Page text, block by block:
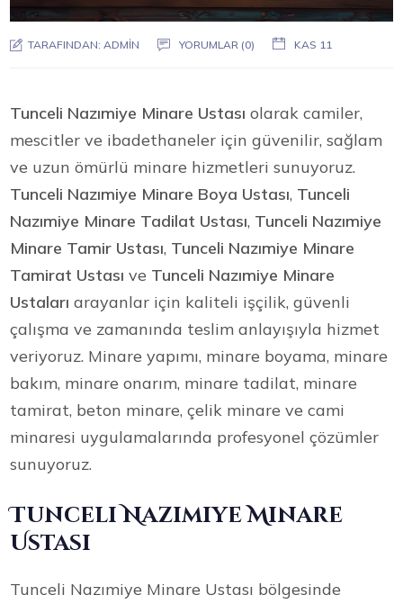
TARAFINDAN: ADMIN YORUMLAR (0) KAS 11
Tunceli Nazımiye Minare Ustası olarak camiler,
mescitler ve ibadethaneler için güvenilir, sağlam
ve uzun ömürlü minare hizmetleri sunuyoruz.
Tunceli Nazımiye Minare Boya Ustası, Tunceli
Nazımiye Minare Tadilat Ustası, Tunceli Nazımiye
Minare Tamir Ustası, Tunceli Nazımiye Minare
Tamirat Ustası ve Tunceli Nazımiye Minare
Ustaları arayanlar için kaliteli işçilik, güvenli
çalışma ve zamanında teslim anlayışıyla hizmet
veriyoruz. Minare yapımı, minare boyama, minare
bakım, minare onarım, minare tadilat, minare
tamirat, beton minare, çelik minare ve cami
minaresi uygulamalarında profesyonel çözümler
sunuyoruz.
Tunceli Nazımiye Minare
Ustası
Tunceli Nazımiye Minare Ustası bölgesinde